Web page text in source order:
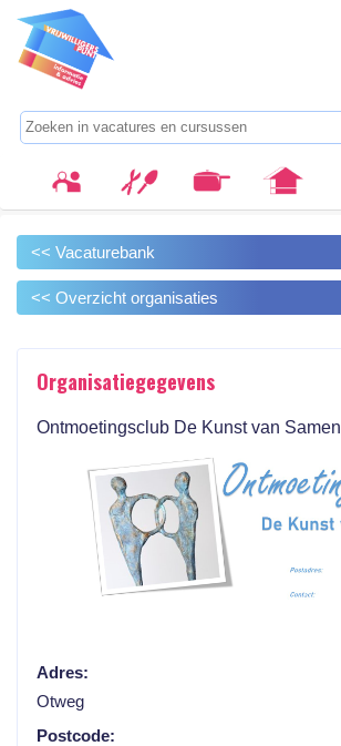
<< Vacaturebank
<< Overzicht organisaties
Organisatiegegevens
Ontmoetingsclub De Kunst van Samen
Adres:
Otweg
Postcode: